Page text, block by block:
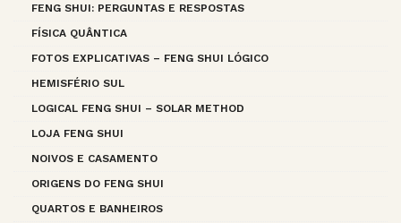
FENG SHUI: PERGUNTAS E RESPOSTAS
FÍSICA QUÂNTICA
FOTOS EXPLICATIVAS – FENG SHUI LÓGICO
HEMISFÉRIO SUL
LOGICAL FENG SHUI – SOLAR METHOD
LOJA FENG SHUI
NOIVOS E CASAMENTO
ORIGENS DO FENG SHUI
QUARTOS E BANHEIROS